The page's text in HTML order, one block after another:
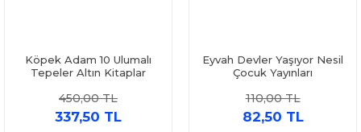
Köpek Adam 10 Ulumalı
Tepeler Altın Kitaplar
450,00 TL
337,50 TL
Eyvah Devler Yaşıyor Nesil
Çocuk Yayınları
110,00 TL
82,50 TL